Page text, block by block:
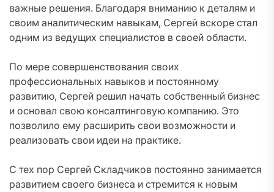
важные решения. Благодаря вниманию к деталям и
своим аналитическим навыкам, Сергей вскоре стал
одним из ведущих специалистов в своей области.
По мере совершенствования своих
профессиональных навыков и постоянному
развитию, Сергей решил начать собственный бизнес
и основал свою консалтинговую компанию. Это
позволило ему расширить свои возможности и
реализовать свои идеи на практике.
С тех пор Сергей Складчиков постоянно занимается
развитием своего бизнеса и стремится к новым